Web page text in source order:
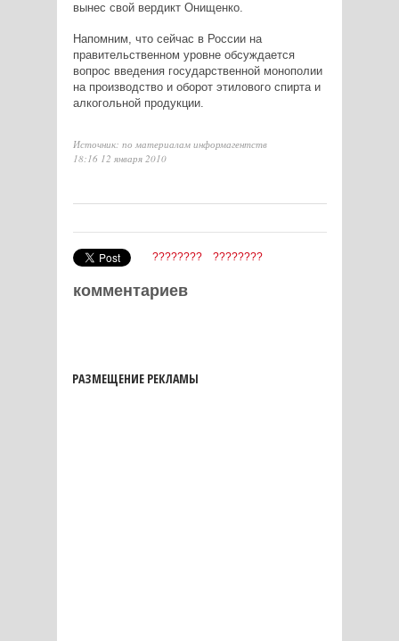
вынес свой вердикт Онищенко.
Напомним, что сейчас в России на
правительственном уровне обсуждается
вопрос введения государственной монополии
на производство и оборот этилового спирта и
алкогольной продукции.
Источник: по материалам информагентств
18:16 12 января 2010
???????? ????????
комментариев
РАЗМЕЩЕНИЕ РЕКЛАМЫ